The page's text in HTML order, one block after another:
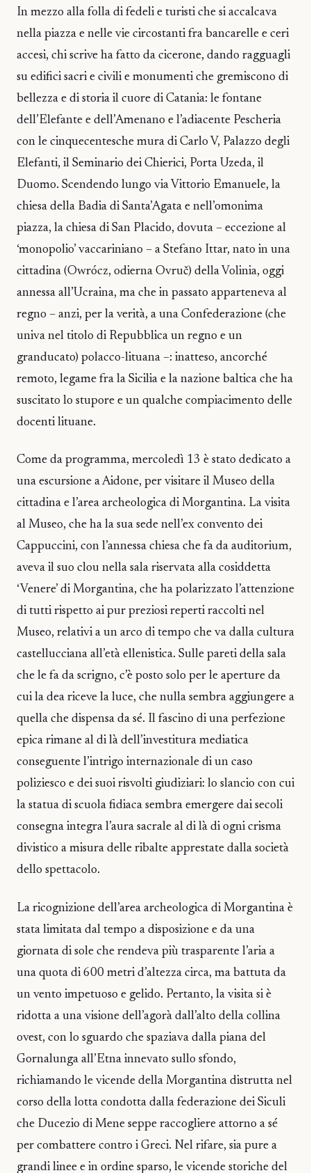
In mezzo alla folla di fedeli e turisti che si accalcava
nella piazza e nelle vie circostanti fra bancarelle e ceri
accesi, chi scrive ha fatto da cicerone, dando ragguagli
su edifici sacri e civili e monumenti che gremiscono di
bellezza e di storia il cuore di Catania: le fontane
dell’Elefante e dell’Amenano e l’adiacente Pescheria
con le cinquecentesche mura di Carlo V, Palazzo degli
Elefanti, il Seminario dei Chierici, Porta Uzeda, il
Duomo. Scendendo lungo via Vittorio Emanuele, la
chiesa della Badia di Santa’Agata e nell’omonima
piazza, la chiesa di San Placido, dovuta – eccezione al
‘monopolio’ vaccariniano – a Stefano Ittar, nato in una
cittadina (Owrócz, odierna Ovruč) della Volinia, oggi
annessa all’Ucraina, ma che in passato apparteneva al
regno – anzi, per la verità, a una Confederazione (che
univa nel titolo di Repubblica un regno e un
granducato) polacco-lituana –: inatteso, ancorché
remoto, legame fra la Sicilia e la nazione baltica che ha
suscitato lo stupore e un qualche compiacimento delle
docenti lituane.
Come da programma, mercoledì 13 è stato dedicato a
una escursione a Aidone, per visitare il Museo della
cittadina e l’area archeologica di Morgantina. La visita
al Museo, che ha la sua sede nell’ex convento dei
Cappuccini, con l’annessa chiesa che fa da auditorium,
aveva il suo clou nella sala riservata alla cosiddetta
‘Venere’ di Morgantina, che ha polarizzato l’attenzione
di tutti rispetto ai pur preziosi reperti raccolti nel
Museo, relativi a un arco di tempo che va dalla cultura
castellucciana all’età ellenistica. Sulle pareti della sala
che le fa da scrigno, c’è posto solo per le aperture da
cui la dea riceve la luce, che nulla sembra aggiungere a
quella che dispensa da sé. Il fascino di una perfezione
epica rimane al di là dell’investitura mediatica
conseguente l’intrigo internazionale di un caso
poliziesco e dei suoi risvolti giudiziari: lo slancio con cui
la statua di scuola fidiaca sembra emergere dai secoli
consegna integra l’aura sacrale al di là di ogni crisma
divistico a misura delle ribalte apprestate dalla società
dello spettacolo.
La ricognizione dell’area archeologica di Morgantina è
stata limitata dal tempo a disposizione e da una
giornata di sole che rendeva più trasparente l’aria a
una quota di 600 metri d’altezza circa, ma battuta da
un vento impetuoso e gelido. Pertanto, la visita si è
ridotta a una visione dell’agorà dall’alto della collina
ovest, con lo sguardo che spaziava dalla piana del
Gornalunga all’Etna innevato sullo sfondo,
richiamando le vicende della Morgantina distrutta nel
corso della lotta condotta dalla federazione dei Siculi
che Ducezio di Mene seppe raccogliere attorno a sé
per combattere contro i Greci. Nel rifare, sia pure a
grandi linee e in ordine sparso, le vicende storiche del